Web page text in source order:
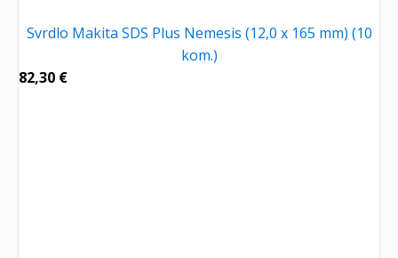
Svrdlo Makita SDS Plus Nemesis (12,0 x 165 mm) (10
kom.)
82,30 €